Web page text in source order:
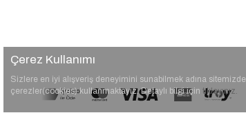
Çerez Kullanımı
Sizlere en iyi alışveriş deneyimini sunabilmek adına sitemizde
çerezler(cookies) kullanmaktayız. Detaylı bilgi için tıklayınız.